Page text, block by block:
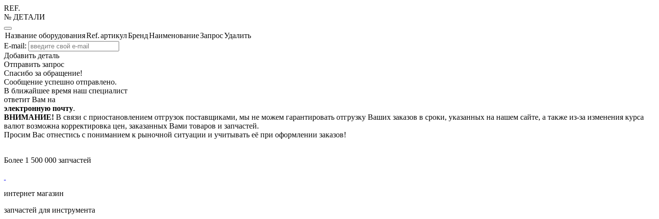
REF.
№ ДЕТАЛИ
Название оборудованияRef.артикулБрендНаименованиеЗапросУдалить
E-mail:
Добавить деталь
Отправить запрос
Спасибо за обращение!
Сообщение успешно отправлено.
В ближайшее время наш специалист
ответит Вам на
электронную почту.
ВНИМАНИЕ! В связи с приостановлением отгрузок поставщиками, мы не можем гарантировать отгрузку Ваших заказов в сроки, указанных на нашем сайте, а также из-за изменения курса
валют возможна корректировка цен, заказанных Вами товаров и запчастей.
Просим Вас отнестись с пониманием к рыночной ситуации и учитывать её при оформлении заказов!
Более 1 500 000 запчастей
интернет магазин
запчастей для инструмента